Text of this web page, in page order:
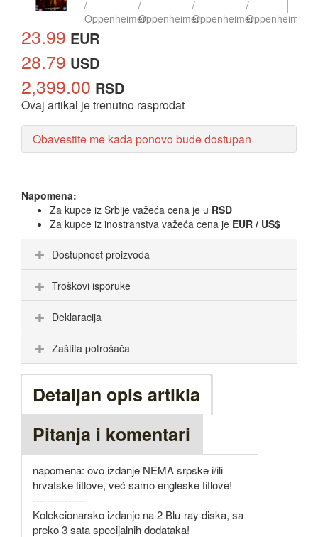
23.99 EUR
28.79 USD
2,399.00 RSD
Ovaj artikal je trenutno rasprodat
Obavestite me kada ponovo bude dostupan
Napomena:
Za kupce iz Srbije važeća cena je u RSD
Za kupce iz inostranstva važeća cena je EUR / US$
Dostupnost proizvoda
Troškovi isporuke
Deklaracija
Zaštita potrošača
Detaljan opis artikla
Pitanja i komentari
napomena: ovo izdanje NEMA srpske i/ili
hrvatske titlove, već samo engleske titlove!
---------------
Kolekcionarsko izdanje na 2 Blu-ray diska, sa
preko 3 sata specijalnih dodataka!